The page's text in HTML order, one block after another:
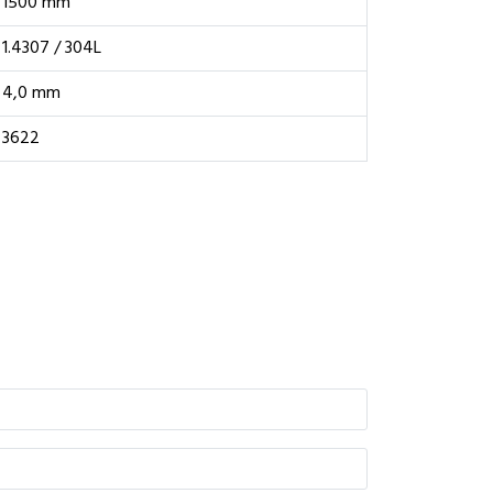
1.4307 / 304L
4,0 mm
3622